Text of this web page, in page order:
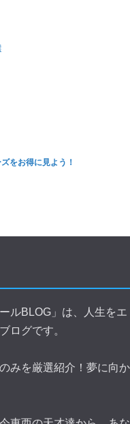
をお得に見よう！
ルBLOG」は、人生をエ
ログです。
みを厳選紹介！夢に向か